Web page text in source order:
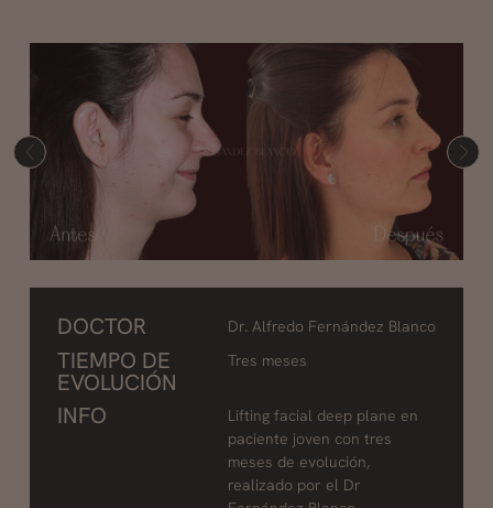
DOCTOR Dr. Alfredo Fernández Blanco
TIEMPO DE
EVOLUCIÓN
Tres meses
INFO
Lifting facial deep plane en
paciente joven con tres
meses de evolución,
realizado por el Dr